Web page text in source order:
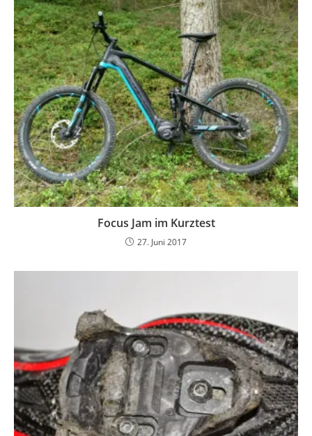
Focus Jam im Kurztest
27. Juni 2017